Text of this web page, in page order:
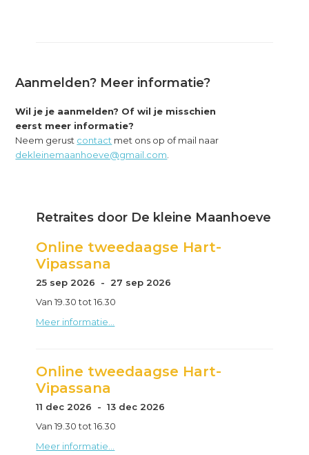
Aanmelden? Meer informatie?
Wil je je aanmelden? Of wil je misschien
eerst meer informatie?
Neem gerust contact met ons op of mail naar
dekleinemaanhoeve@gmail.com
Sidebar
Retraites door De kleine Maanhoeve
Online tweedaagse Hart-
Vipassana
25 sep 2026 - 27 sep 2026
Van 19.30 tot 16.30
Meer informatie...
Online tweedaagse Hart-
Vipassana
11 dec 2026 - 13 dec 2026
Van 19.30 tot 16.30
Meer informatie...